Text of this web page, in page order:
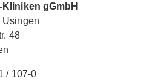
gGmbH
Usingen
48
/ 107-0